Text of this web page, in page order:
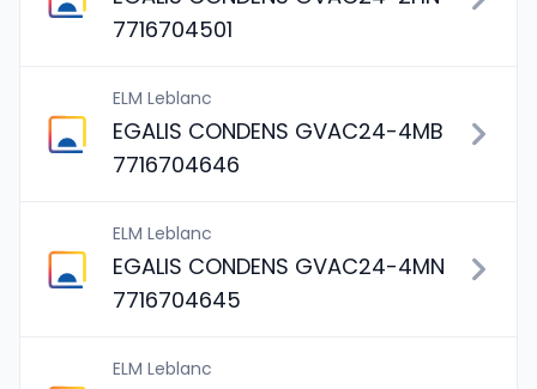
7716704501
ELM Leblanc
EGALIS CONDENS GVAC24-4MB
7716704646
ELM Leblanc
EGALIS CONDENS GVAC24-4MN
7716704645
ELM Leblanc